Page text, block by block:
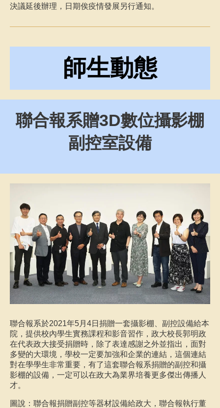
決議延後辦理，日期俟疫情發展另行通知。
師生動態
聯合報系贈3D數位攝影棚
副控室設備
聯合報系於2021年5月4日捐贈一套攝影棚、副控設備給本
院，提供校內學生實務課程和影音習作，政大校長郭明政
在代表政大接受捐贈時，除了表達感謝之外並指出，面對
多變的大環境，學校一定要加強和企業的連結，這個連結
對在學學生非常重要，有了這套聯合報系捐贈的副控和攝
影棚的設備，一定可以在政大為業界培養更多傑出傳播人
才。
圖說： 聯合報捐贈副控等器材設備給政大，聯合報執行董